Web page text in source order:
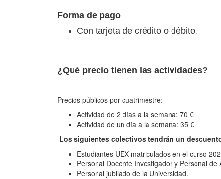
Forma de pago
Con tarjeta de crédito o débito.
¿Qué precio tienen las actividades?
Precios públicos por cuatrimestre:
Actividad de 2 días a la semana: 70 €
Actividad de un día a la semana: 35 €
Los siguientes colectivos tendrán un
Estudiantes UEX matriculados en el curso
Personal Docente Investigador y Personal
Personal jubilado de la Universidad.